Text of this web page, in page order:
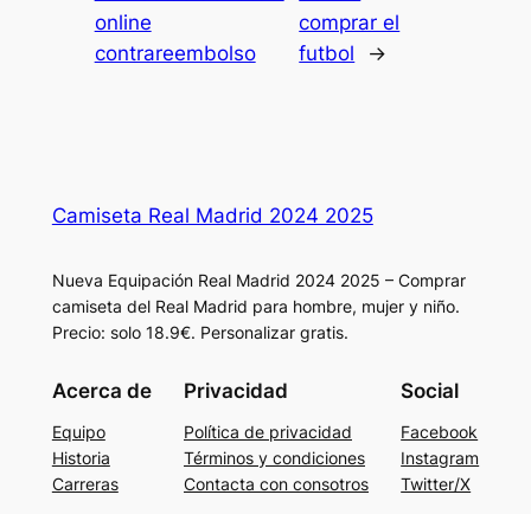
online
contrareembolso
comprar el
futbol
→
Camiseta Real Madrid 2024 2025
Nueva Equipación Real Madrid 2024 2025 – Comprar
camiseta del Real Madrid para hombre, mujer y niño.
Precio: solo 18.9€. Personalizar gratis.
Acerca de
Equipo
Historia
Carreras
Privacidad
Política de privacidad
Términos y condiciones
Contacta con consotros
Social
Facebook
Instagram
Twitter/X